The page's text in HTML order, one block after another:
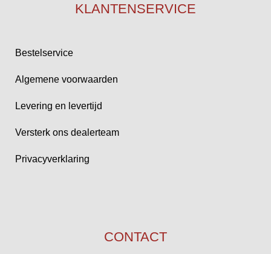
KLANTENSERVICE
Bestelservice
Algemene voorwaarden
Levering en levertijd
Versterk ons dealerteam
Privacyverklaring
CONTACT